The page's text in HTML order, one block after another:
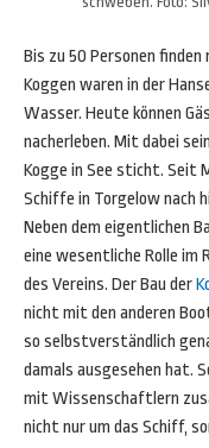
Bis zu 50 Personen
Koggen waren in der
Wasser. Heute können
nacherleben. Mit dabei
Kogge in See sticht. Seit
Schiffe in Torgelow nach
Neben dem eigentlichen
eine wesentliche Rolle im
des Vereins. Der Bau der
nicht mit den anderen
so selbstverständlich
damals ausgesehen hat.
mit Wissenschaftlern
nicht nur um das Schiff,